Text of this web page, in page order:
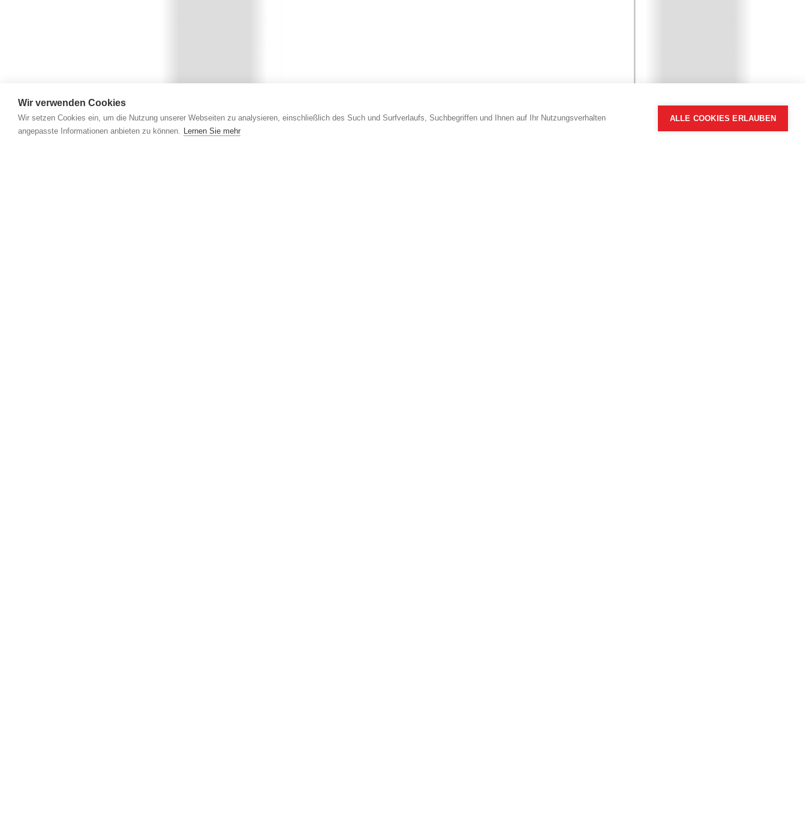
Wir verwenden Cookies
Wir setzen Cookies ein, um die Nutzung unserer Webseiten zu analysieren, einschließlich des Such und Surfverlaufs, Suchbegriffen und Ihnen auf Ihr Nutzungsverhalten
angepasste Informationen anbieten zu können. Lernen Sie mehr
ALLE COOKIES ERLAUBEN